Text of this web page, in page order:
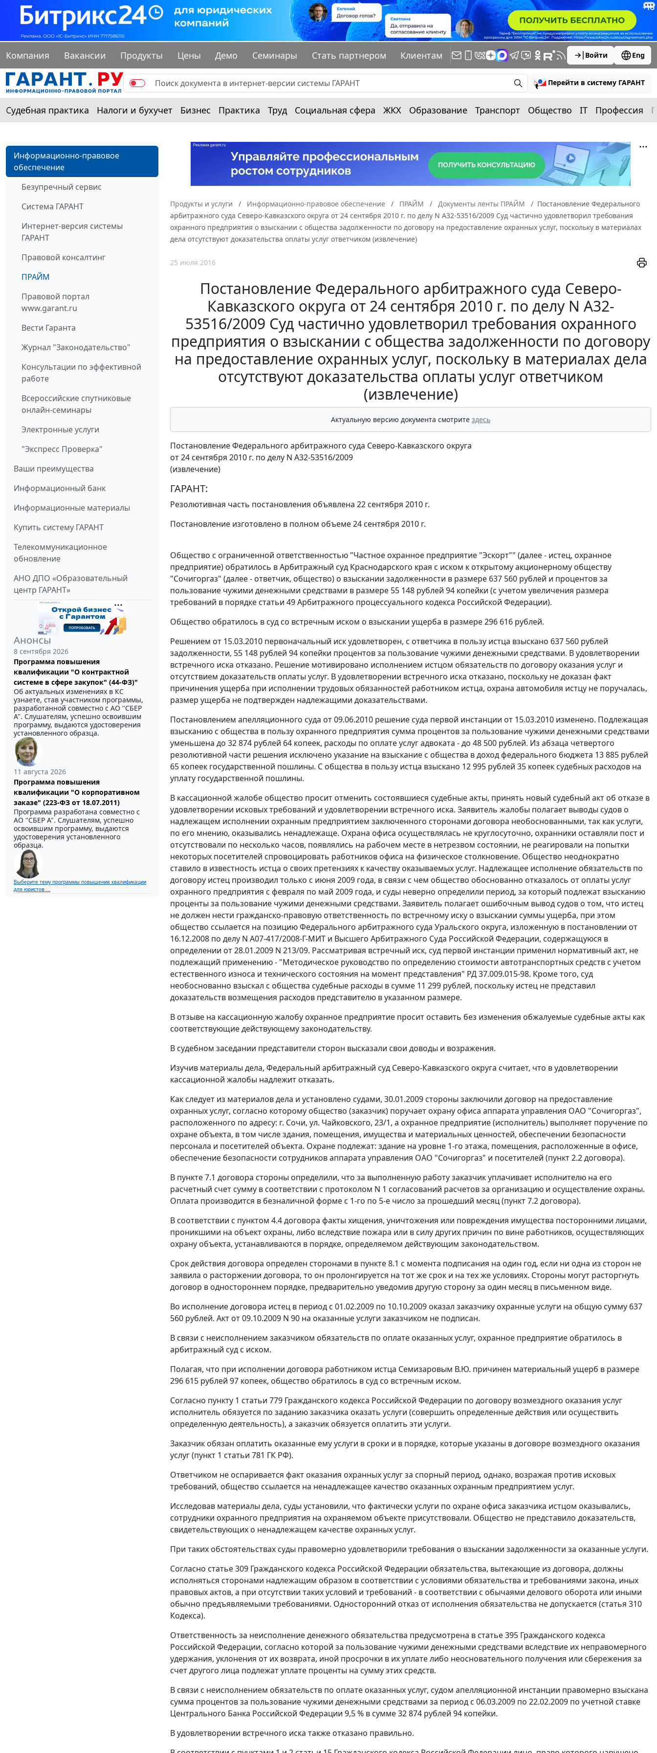
Компания Вакансии Продукты Цены Демо Семинары Стать партнером Клиентам Войти Eng
Перейти в систему ГАРАНТ
Судебная практика Налоги и бухучет Бизнес Практика Труд Социальная сфера ЖКХ Образование Транспорт Общество IT Профессия
Информационно-правовое
обеспечение
Безупречный сервис
Система ГАРАНТ
Интернет-версия системы
ГАРАНТ
Правовой консалтинг
ПРАЙМ
Правовой портал
www.garant.ru
Вести Гаранта
Журнал "Законодательство"
Консультации по эффективной
работе
Всероссийские спутниковые
онлайн-семинары
Электронные услуги
"Экспресс Проверка"
Ваши преимущества
Информационный банк
Информационные материалы
Купить систему ГАРАНТ
Телекоммуникационное
обновление
АНО ДПО «Образовательный
центр ГАРАНТ»
Анонсы
8 сентября 2026
Программа повышения
квалификации "О контрактной
системе в сфере закупок" (44-ФЗ)"
Об актуальных изменениях в КС
узнаете, став участником программы,
разработанной совместно с АО ''СБЕР
А". Слушателям, успешно освоившим
программу, выдаются удостоверения
установленного образца.
11 августа 2026
Программа повышения
квалификации "О корпоративном
заказе" (223-ФЗ от 18.07.2011)
Программа разработана совместно с
АО ''СБЕР А". Слушателям, успешно
освоившим программу, выдаются
удостоверения установленного
образца.
Выберите тему программы повышения квалификации
для юристов ...
Продукты и услуги Информационно-правовое обеспечение ПРАЙМ Документы ленты ПРАЙМ
Постановление Федерального
арбитражного суда Северо-Кавказского округа от 24 сентября 2010 г. по делу N А32-53516/2009 Суд частично удовлетворил требования
охранного предприятия о взыскании с общества задолженности по договору на предоставление охранных услуг, поскольку в материалах
дела отсутствуют доказательства оплаты услуг ответчиком (извлечение)
25 июля 2016
Постановление Федерального арбитражного суда Северо-
Кавказского округа от 24 сентября 2010 г. по делу N А32-
53516/2009 Суд частично удовлетворил требования охранного
предприятия о взыскании с общества задолженности по договору
на предоставление охранных услуг, поскольку в материалах дела
отсутствуют доказательства оплаты услуг ответчиком
(извлечение)
Актуальную версию документа смотрите здесь
Постановление Федерального арбитражного суда Северо-Кавказского округа
от 24 сентября 2010 г. по делу N А32-53516/2009
(извлечение)
ГАРАНТ:
Резолютивная часть постановления объявлена 22 сентября 2010 г.
Постановление изготовлено в полном объеме 24 сентября 2010 г.
Общество с ограниченной ответственностью "Частное охранное предприятие "Эскорт"" (далее - истец, охранное
предприятие) обратилось в Арбитражный суд Краснодарского края с иском к открытому акционерному обществу
"Сочигоргаз" (далее - ответчик, общество) о взыскании задолженности в размере 637 560 рублей и процентов за
пользование чужими денежными средствами в размере 55 148 рублей 94 копейки (с учетом увеличения размера
требований в порядке статьи 49Арбитражного процессуального кодекса Российской Федерации).
Общество обратилось в суд со встречным иском о взыскании ущерба в размере 296 616 рублей.
Решением от 15.03.2010 первоначальный иск удовлетворен, с ответчика в пользу истца взыскано 637 560 рублей
задолженности, 55 148 рублей 94 копейки процентов за пользование чужими денежными средствами. В удовлетворении
встречного иска отказано. Решение мотивировано исполнением истцом обязательств по договору оказания услуг и
отсутствием доказательств оплаты услуг. В удовлетворении встречного иска отказано, поскольку не доказан факт
причинения ущерба при исполнении трудовых обязанностей работником истца, охрана автомобиля истцу не поручалась,
размер ущерба не подтвержден надлежащими доказательствами.
Постановлением апелляционного суда от 09.06.2010 решение суда первой инстанции от 15.03.2010 изменено. Подлежащая
взысканию с общества в пользу охранного предприятия сумма процентов за пользование чужими денежными средствами
уменьшена до 32 874 рублей 64 копеек, расходы по оплате услуг адвоката - до 48 500 рублей. Из абзаца четвертого
резолютивной части решения исключено указание на взыскание с общества в доход федерального бюджета 13 885 рублей
65 копеек государственной пошлины. С общества в пользу истца взыскано 12 995 рублей 35 копеек судебных расходов на
уплату государственной пошлины.
В кассационной жалобе общество просит отменить состоявшиеся судебные акты, принять новый судебный акт об отказе в
удовлетворении исковых требований и удовлетворении встречного иска. Заявитель жалобы полагает выводы судов о
надлежащем исполнении охранным предприятием заключенного сторонами договора необоснованными, так как услуги,
по его мнению, оказывались ненадлежаще. Охрана офиса осуществлялась не круглосуточно, охранники оставляли пост и
отсутствовали по несколько часов, появлялись на рабочем месте в нетрезвом состоянии, не реагировали на попытки
некоторых посетителей спровоцировать работников офиса на физическое столкновение. Общество неоднократно
ставило в известность истца о своих претензиях к качеству оказываемых услуг. Надлежащее исполнение обязательств по
договору истец производил только с июня 2009 года, в связи с чем общество обоснованно отказалось от оплаты услуг
охранного предприятия с февраля по май 2009 года, и суды неверно определили период, за который подлежат взысканию
проценты за пользование чужими денежными средствами. Заявитель полагает ошибочным вывод судов о том, что истец
не должен нести гражданско-правовую ответственность по встречному иску о взыскании суммы ущерба, при этом
общество ссылается на позицию Федерального арбитражного суда Уральского округа, изложенную в постановлении от
16.12.2008 по делу N А07-417/2008-Г-МИТ и Высшего Арбитражного Суда Российской Федерации, содержащуюся в
определении от 28.01.2009 N 213/09. Рассматривая встречный иск, суд первой инстанции применил нормативный акт, не
подлежащий применению - "Методическое руководство по определению стоимости автотранспортных средств с учетом
естественного износа и технического состояния на момент представления" РД 37.009.015-98. Кроме того, суд
необоснованно взыскал с общества судебные расходы в сумме 11 299 рублей, поскольку истец не представил
доказательств возмещения расходов представителю в указанном размере.
В отзыве на кассационную жалобу охранное предприятие просит оставить без изменения обжалуемые судебные акты как
соответствующие действующему законодательству.
В судебном заседании представители сторон высказали свои доводы и возражения.
Изучив материалы дела, Федеральный арбитражный суд Северо-Кавказского округа считает, что в удовлетворении
кассационной жалобы надлежит отказать.
Как следует из материалов дела и установлено судами, 30.01.2009 стороны заключили договор на предоставление
охранных услуг, согласно которому общество (заказчик) поручает охрану офиса аппарата управления ОАО "Сочигоргаз",
расположенного по адресу: г. Сочи, ул. Чайковского, 23/1, а охранное предприятие (исполнитель) выполняет поручение по
охране объекта, в том числе здания, помещения, имущества и материальных ценностей, обеспечении безопасности
персонала и посетителей объекта. Охране подлежат: здание на уровне 1-го этажа, помещения, расположенные в офисе,
обеспечение безопасности сотрудников аппарата управления ОАО "Сочигоргаз" и посетителей (пункт 2.2 договора).
В пункте 7.1 договора стороны определили, что за выполненную работу заказчик уплачивает исполнителю на его
расчетный счет сумму в соответствии с протоколом N 1 согласований расчетов за организацию и осуществление охраны.
Оплата производится в безналичной форме с 1-го по 5-е число за прошедший месяц (пункт 7.2 договора).
В соответствии с пунктом 4.4 договора факты хищения, уничтожения или повреждения имущества посторонними лицами,
проникшими на объект охраны, либо вследствие пожара или в силу других причин по вине работников, осуществляющих
охрану объекта, устанавливаются в порядке, определяемом действующим законодательством.
Срок действия договора определен сторонами в пункте 8.1 с момента подписания на один год, если ни одна из сторон не
заявила о расторжении договора, то он пролонгируется на тот же срок и на тех же условиях. Стороны могут расторгнуть
договор в одностороннем порядке, предварительно уведомив другую сторону за один месяц в письменном виде.
Во исполнение договора истец в период с 01.02.2009 по 10.10.2009 оказал заказчику охранные услуги на общую сумму 637
560 рублей. Акт от 09.10.2009 N 90 на оказанные услуги заказчиком не подписан.
В связи с неисполнением заказчиком обязательств по оплате оказанных услуг, охранное предприятие обратилось в
арбитражный суд с иском.
Полагая, что при исполнении договора работником истца Семизаровым В.Ю. причинен материальный ущерб в размере
296 615 рублей 97 копеек, общество обратилось в суд со встречным иском.
Согласно пункту 1 статьи 779 Гражданского кодекса Российской Федерации по договору возмездного оказания услуг
исполнитель обязуется по заданию заказчика оказать услуги (совершить определенные действия или осуществить
определенную деятельность), а заказчик обязуется оплатить эти услуги.
Заказчик обязан оплатить оказанные ему услуги в сроки и в порядке, которые указаны в договоре возмездного оказания
услуг (пункт 1 статьи 781 ГК РФ).
Ответчиком не оспаривается факт оказания охранных услуг за спорный период, однако, возражая против исковых
требований, общество ссылается на ненадлежащее качество оказанных охранным предприятием услуг.
Исследовав материалы дела, суды установили, что фактически услуги по охране офиса заказчика истцом оказывались,
сотрудники охранного предприятия на охраняемом объекте присутствовали. Общество не представило доказательств,
свидетельствующих о ненадлежащем качестве охранных услуг.
При таких обстоятельствах суды правомерно удовлетворили требования о взыскании задолженности за оказанные услуги.
Согласно статье 309 Гражданского кодекса Российской Федерации обязательства, вытекающие из договора, должны
исполняться сторонами надлежащим образом в соответствии с условиями обязательства и требованиями закона, иных
правовых актов, а при отсутствии таких условий и требований - в соответствии с обычаями делового оборота или иными
обычно предъявляемыми требованиями. Односторонний отказ от исполнения обязательства не допускается (статья 310
Кодекса).
Ответственность за неисполнение денежного обязательства предусмотрена в статье 395 Гражданского кодекса
Российской Федерации, согласно которой за пользование чужими денежными средствами вследствие их неправомерного
удержания, уклонения от их возврата, иной просрочки в их уплате либо неосновательного получения или сбережения за
счет другого лица подлежат уплате проценты на сумму этих средств.
В связи с неисполнением обязательств по оплате оказанных услуг, судом апелляционной инстанции правомерно взыскана
сумма процентов за пользование чужими денежными средствами за период с 06.03.2009 по 22.02.2009 по учетной ставке
Центрального Банка Российской Федерации 9,5 % в сумме 32 874 рублей 94 копейки.
В удовлетворении встречного иска также отказано правильно.